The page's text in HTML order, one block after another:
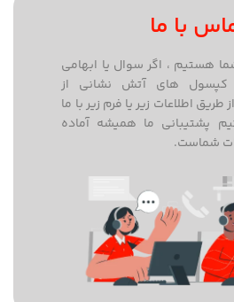
با ما
هستیم ، اگر سوال یا ابهامی
کپسول های آتش نشانی از
طریق اطلاعات زیر یا فرم زیر با ما
پشتیبانی ما همیشه آماده
شماست.